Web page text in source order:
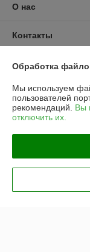
О нас
Контакты
Доставка и
График работы
Полная версия
Политика
Сайт создан на
Обработка
Мы используем
пользователей
рекомендаций. Вы
отключить их.